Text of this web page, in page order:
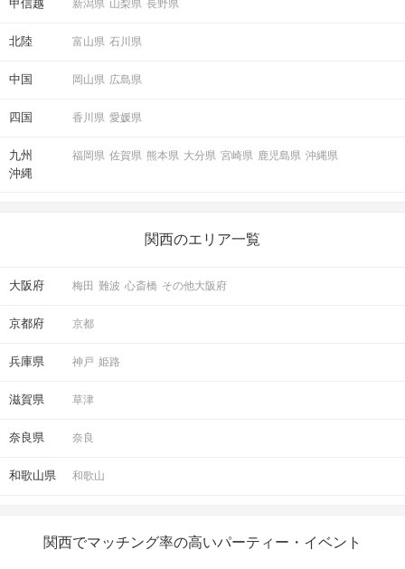
甲信越 新潟県 山梨県 長野県
北陸 富山県 石川県
中国 岡山県 広島県
四国 香川県 愛媛県
九州
沖縄
福岡県 佐賀県 熊本県 大分県 宮崎県 鹿児島県 沖縄県
関西のエリア一覧
大阪府 梅田 難波 心斎橋 その他大阪府
京都府 京都
兵庫県 神戸 姫路
滋賀県 草津
奈良県 奈良
和歌山県 和歌山
関西でマッチング率の高いパーティー・イベント